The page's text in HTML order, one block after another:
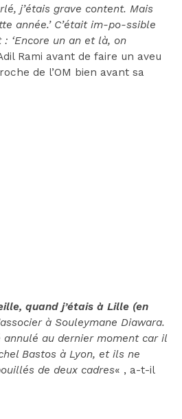
j’étais grave content. Mais
année.’ C’était im-po-ssible
‘Encore un an et là, on
Rami avant de faire un aveu
de l’OM bien avant sa
quand j’étais à Lille (en
à Souleymane Diawara.
au dernier moment car il
Bastos à Lyon, et ils ne
de deux cadres« , a-t-il